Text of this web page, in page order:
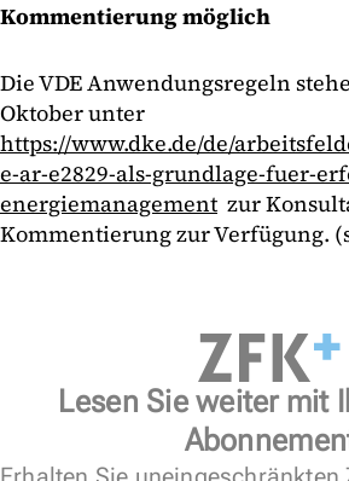
Kommentierung möglich
Die VDE Anwendungsregeln
Oktober unter
https://www.dke.de/de/
e-ar-e2829-als-grundlage-fuer-
energiemanagement zur
Kommentierung zur Verfügung.
Lesen Sie weiter mit